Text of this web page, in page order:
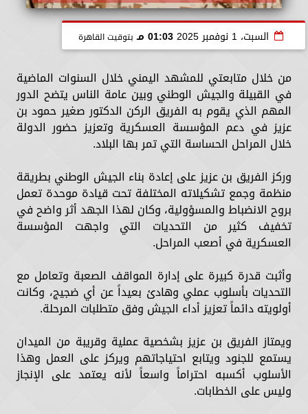
السبت، 1 نوفمبر 2025 01:03 مـ بتوقيت القاهرة
من خلال متابعتي للمشهد اليمني خلال السنوات الماضية
في القبيلة والجيش الوطني وبين عامة الناس يتضح الدور
المهم الذي يقوم به الفريق الركن الدكتور صغير حمود بن
عزيز في دعم المؤسسة العسكرية وتعزيز حضور الدولة
خلال المراحل الحساسة التي تمر بها البلاد.
وركز الفريق بن عزيز على إعادة بناء الجيش الوطني بطريقة
منظمة وجمع تشكيلاته المختلفة تحت قيادة موحدة تعمل
بروح الانضباط والمسؤولية، وكان لهذا الجهد أثر واضح في
تخفيف كثير من التحديات التي واجهت المؤسسة
العسكرية في أصعب المراحل.
وأثبت قدرة كبيرة على إدارة المواقف الصعبة وتعامل مع
التحديات بأسلوب عملي وهادئ بعيداً عن أي ضجيج، وكانت
أولويته دائماً تعزيز أداء الجيش وفق متطلبات المرحلة.
ويمتاز الفريق بن عزيز بشخصية عملية وقريبة من الميدان
يستمع للجنود ويتابع احتياجاتهم ويركز على العمل وهذا
الأسلوب أكسبه احتراماً واسعاً لأنه يعتمد على الإنجاز
وليس على الخطابات.